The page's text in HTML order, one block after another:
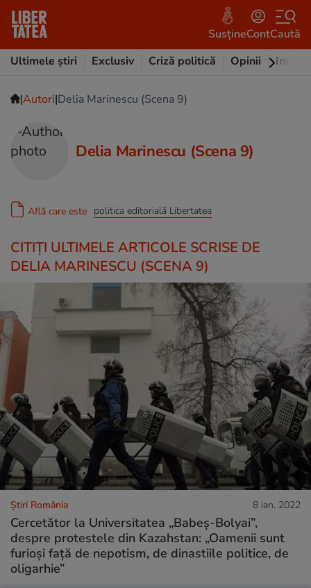
SusțineContCaută
Ultimele știri
Exclusiv Criză politică Opinii
|Autori|Delia Marinescu (Scena 9)
Delia Marinescu (Scena 9)
Află care este politica editorială Libertatea
CITIȚI ULTIMELE ARTICOLE SCRISE DE
DELIA MARINESCU (SCENA 9)
Știri România 8 ian. 2022
Cercetător la Universitatea „Babeș-Bolyai”,
despre protestele din Kazahstan: „Oamenii sunt
furioși față de nepotism, de dinastiile politice, de
oligarhie”